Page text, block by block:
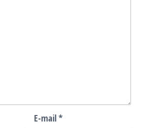
E-mail*